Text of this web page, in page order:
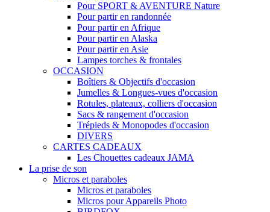
Pour SPORT & AVENTURE Nature
Pour partir en randonnée
Pour partir en Afrique
Pour partir en Alaska
Pour partir en Asie
Lampes torches & frontales
OCCASION
Boîtiers & Objectifs d'occasion
Jumelles & Longues-vues d'occasion
Rotules, plateaux, colliers d'occasion
Sacs & rangement d'occasion
Trépieds & Monopodes d'occasion
DIVERS
CARTES CADEAUX
Les Chouettes cadeaux JAMA
La prise de son
Micros et paraboles
Micros et paraboles
Micros pour Appareils Photo